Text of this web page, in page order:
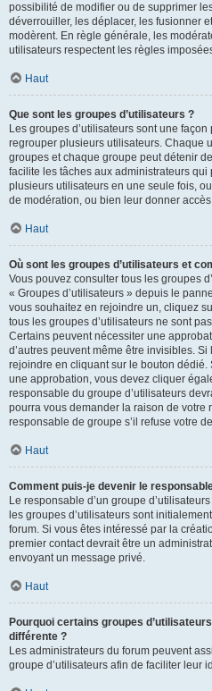
possibilité de modifier ou de supprimer
déverrouiller, les déplacer, les fusionner
modèrent. En règle générale, les
utilisateurs respectent les règles
Haut
Que sont les groupes d’utilisateurs ?
Les groupes d’utilisateurs sont une
regrouper plusieurs utilisateurs. Chaque
groupes et chaque groupe peut détenir
facilite les tâches aux administrateurs
plusieurs utilisateurs en une seule fois,
de modération, ou bien leur donner
Haut
Où sont les groupes d’utilisateurs et
Vous pouvez consulter tous les groupes
« Groupes d’utilisateurs » depuis le
vous souhaitez en rejoindre un, cliquez
tous les groupes d’utilisateurs ne sont
Certains peuvent nécessiter une
d’autres peuvent même être invisibles.
rejoindre en cliquant sur le bouton dédié.
une approbation, vous devez cliquer
responsable du groupe d’utilisateurs
pourra vous demander la raison de votre
responsable de groupe s’il refuse votre
Haut
Comment puis-je devenir le
Le responsable d’un groupe
les groupes d’utilisateurs sont
forum. Si vous êtes intéressé par la
premier contact devrait être un
envoyant un message privé.
Haut
Pourquoi certains groupes
différente ?
Les administrateurs du forum peuvent
groupe d’utilisateurs afin de faciliter leur